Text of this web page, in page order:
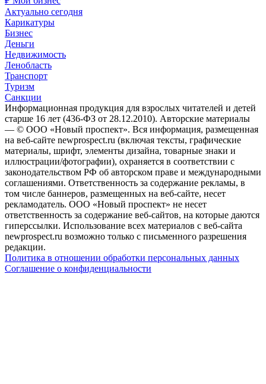
Актуально сегодня
Карикатуры
Бизнес
Деньги
Недвижимость
Ленобласть
Транспорт
Туризм
Санкции
Информационная продукция для взрослых читателей и детей
старше 16 лет (436-ФЗ от 28.12.2010). Авторские материалы
— © ООО «Новый проспект». Вся информация, размещенная
на веб-сайте newprospect.ru (включая тексты, графические
материалы, шрифт, элементы дизайна, товарные знаки и
иллюстрации/фотографии), охраняется в соответствии с
законодательством РФ об авторском праве и международными
соглашениями. Ответственность за содержание рекламы, в
том числе баннеров, размещенных на веб-сайте, несет
рекламодатель. ООО «Новый проспект» не несет
ответственность за содержание веб-сайтов, на которые даются
гиперссылки. Использование всех материалов с веб-сайта
newprospect.ru возможно только с письменного разрешения
редакции.
Политика в отношении обработки персональных данных
Соглашение о конфиденциальности